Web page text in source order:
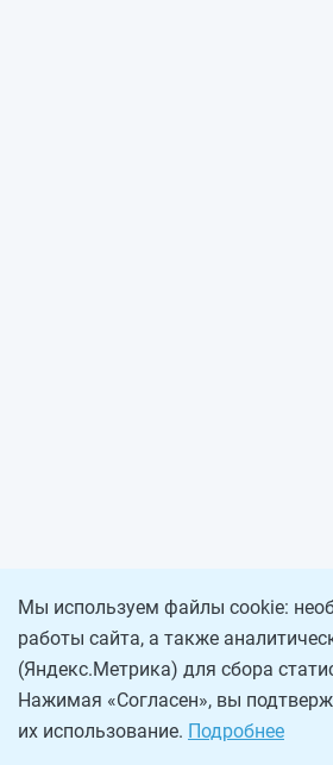
Мы используем файлы cookie:
работы сайта, а также
(Яндекс.Метрика) для сбора
Нажимая «Согласен», вы
их использование. Подробнее